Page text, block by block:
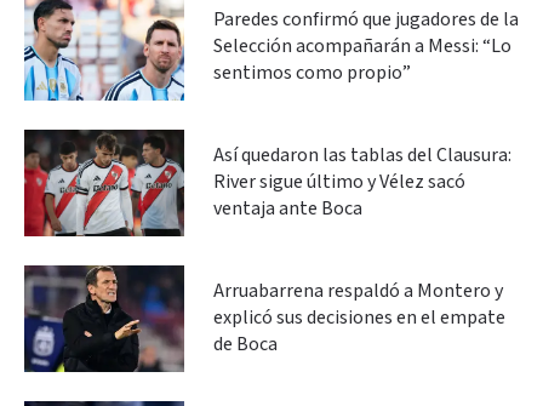
Paredes confirmó que jugadores de la
Selección acompañarán a Messi: “Lo
sentimos como propio”
Así quedaron las tablas del Clausura:
River sigue último y Vélez sacó
ventaja ante Boca
Arruabarrena respaldó a Montero y
explicó sus decisiones en el empate
de Boca